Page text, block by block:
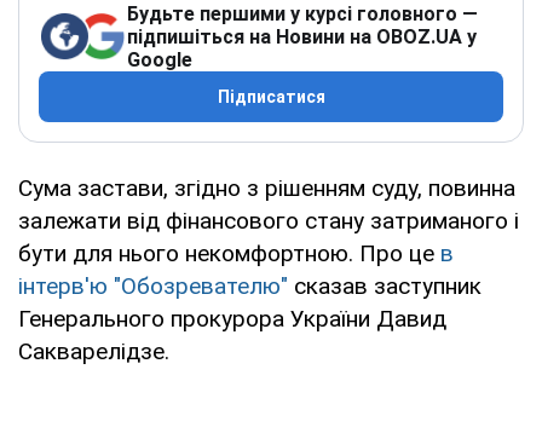
Будьте першими у курсі головного —
підпишіться на Новини на OBOZ.UA у
Google
Підписатися
Сума застави, згідно з рішенням суду, повинна
залежати від фінансового стану затриманого і
бути для нього некомфортною. Про це в
інтерв'ю "Обозревателю" сказав заступник
Генерального прокурора України Давид
Сакварелідзе.